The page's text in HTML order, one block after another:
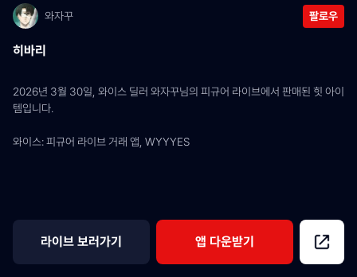
와자꾸 팔로우
히바리
2026년 3월 30일, 와이스 딜러 와자꾸님의 피규어 라이브에서 판매된 힛 아이
템입니다.
와이스: 피규어 라이브 거래 앱, WYYYES
라이브 보러가기 앱 다운받기